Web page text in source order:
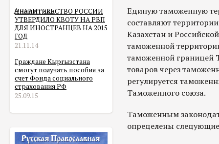
Аналитика
ПРАВИТЕЛЬСТВО РОССИИ
УТВЕРДИЛО КВОТУ НА РВП
ДЛЯ ИНОСТРАНЦЕВ НА 2015
ГОД
21.11.14
Граждане Кыргызстана
смогут получать пособия за
счет Фонда социального
страхования РФ
25.09.15
Единую таможенную
составляют
Казахстан и
таможенной
таможенной границей
товаров через
регулируется
Таможенного союза.
Таможенным
определены